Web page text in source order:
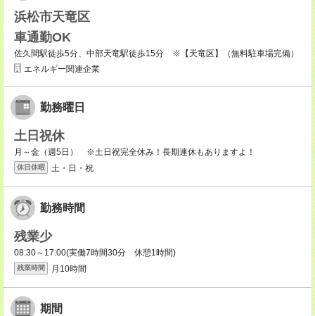
浜松市天竜区
車通勤OK
佐久間駅徒歩5分、中部天竜駅徒歩15分 ※【天竜区】（無料駐車場完備）
エネルギー関連企業
勤務曜日
土日祝休
月～金（週5日） ※土日祝完全休み！長期連休もありますよ！
休日休暇 土・日・祝
勤務時間
残業少
08:30～17:00(実働7時間30分 休憩1時間)
残業時間 月10時間
期間